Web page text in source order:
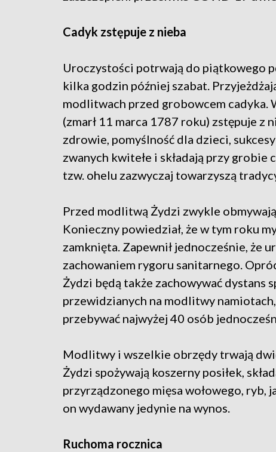
Cadyk zstępuje z nieba
Uroczystości potrwają do piątkowego
kilka godzin później szabat.
modlitwach przed grobowcem cadyka.
(zmarł 11 marca 1787 roku) zstępuje z
zdrowie, pomyślność dla dzieci,
zwanych kwitełe i składają przy
tzw. ohelu zazwyczaj towarzyszą
Przed modlitwą Żydzi zwykle
Konieczny powiedział, że w tym roku
zamknięta. Zapewnił jednocześnie, że
zachowaniem rygoru sanitarnego.
Żydzi będą także zachowywać dystans
przewidzianych na modlitwy
przebywać najwyżej 40 osób
Modlitwy i wszelkie obrzędy trwają
Żydzi spożywają koszerny posiłek,
przyrządzonego mięsa wołowego, ryb,
on wydawany jedynie na wynos.
Ruchoma rocznica